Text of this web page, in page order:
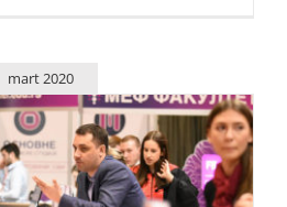
mart 2020